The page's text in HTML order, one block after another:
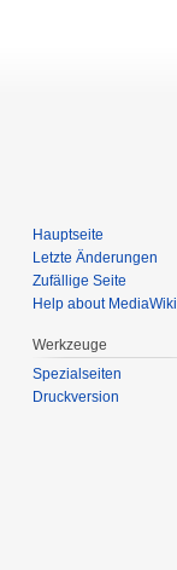
Hauptseite
Letzte Änderungen
Zufällige Seite
Help about MediaWiki
Werkzeuge
Spezialseiten
Druckversion